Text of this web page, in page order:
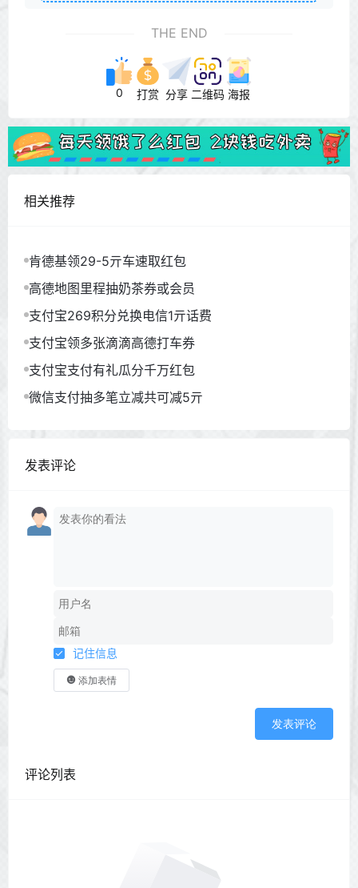
THE END
0 打赏 分享 二维码 海报
相关推荐
肯德基领29-5亓车速取红包
高德地图里程抽奶茶券或会员
支付宝269积分兑换电信1亓话费
支付宝领多张滴滴高德打车券
支付宝支付有礼瓜分千万红包
微信支付抽多笔立减共可减5亓
发表评论
记住信息
添加表情
发表评论
评论列表